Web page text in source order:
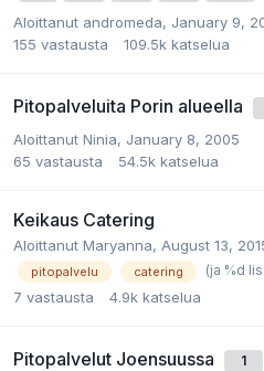
Aloittanut andromeda, January 9,
155 vastausta 109.5k katselua
Pitopalveluita Porin alueella
Aloittanut Ninia, January 8, 2005
65 vastausta 54.5k katselua
Keikaus Catering
Aloittanut Maryanna, August 13,
pitopalvelu catering (ja %d
7 vastausta 4.9k katselua
Pitopalvelut Joensuussa 1